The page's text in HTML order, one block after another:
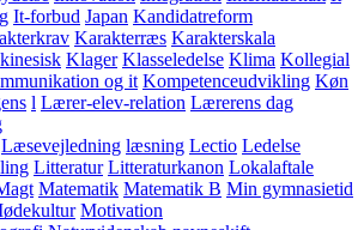
It-forbud Japan Kandidatreform
Karakterræs Karakterskala
kinesisk Klager Klasseledelse Klima Kollegial
og it Kompetenceudvikling Køn
l Lærer-elev-relation Lærerens dag
Læsevejledning læsning Lectio Ledelse
Litteratur Litteraturkanon Lokalaftale
Matematik Matematik B Min gymnasietid
Motivation